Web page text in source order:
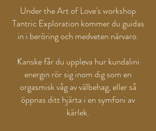
Under the Art of Love's workshop
Tantric Exploration kommer du guidas
in i beröring och medveten närvaro.
Kanske får du uppleva hur kundalini
energin rör sig inom dig som en
orgasmisk våg av välbehag, eller så
öppnas ditt hjärta i en symfoni av
kärlek.